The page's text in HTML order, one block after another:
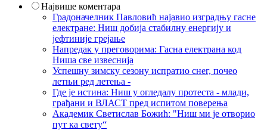
Највише коментара
Градоначелник Павловић најавио изградњу гасне
електране: Ниш добија стабилну енергију и
јефтиније грејање
Напредак у преговорима: Гасна електрана код
Ниша све извеснија
Успешну зимску сезону испратио снег, почео
летњи ред летења -
Где је истина: Ниш у огледалу протеста - млади,
грађани и ВЛАСТ пред испитом поверења
Академик Светислав Божић: "Ниш ми је отворио
пут ка свету“